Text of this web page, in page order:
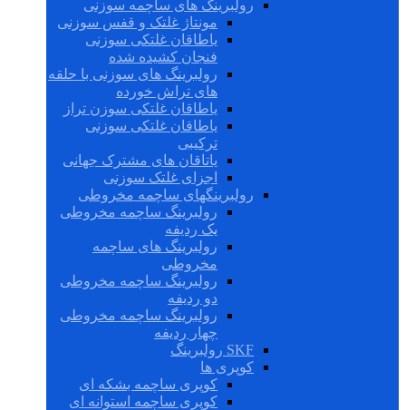
رولبرینگ های ساچمه سوزنی
مونتاژ غلتک و قفس سوزنی
یاطاقان غلتکی سوزنی
فنجان کشیده شده
رولبرینگ های سوزنی با حلقه
های تراش خورده
یاطاقان غلتکی سوزن تراز
یاطاقان غلتکی سوزنی
ترکیبی
یاتاقان های مشترک جهانی
اجزای غلتک سوزنی
رولبرینگهای ساچمه مخروطی
رولبرینگ ساچمه مخروطی
یک ردیفه
رولبرینگ های ساچمه
مخروطی
رولبرینگ ساچمه مخروطی
دو ردیفه
رولبرینگ ساچمه مخروطی
چهار ردیفه
SKF رولبرینگ
کوپری ها
کوپری ساچمه بشکه ای
کوپری ساچمه استوانه ای